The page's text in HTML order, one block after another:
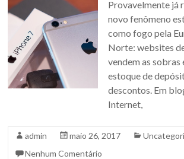
Provavelmente já
novo fenômeno
como fogo pela
Norte: websites
vendem as sobras
estoque de
descontos. Em
Internet,
admin maio 26, 2017
Nenhum Comentário